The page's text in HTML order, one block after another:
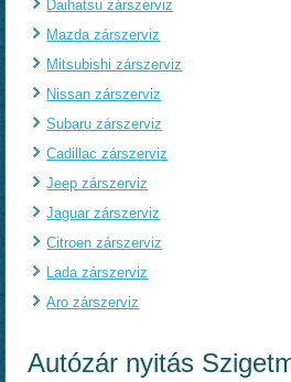
Daihatsu zárszerviz
Mazda zárszerviz
Mitsubishi zárszerviz
Nissan zárszerviz
Subaru zárszerviz
Cadillac zárszerviz
Jeep zárszerviz
Jaguar zárszerviz
Citroen zárszerviz
Lada zárszerviz
Aro zárszerviz
Autózár nyitás